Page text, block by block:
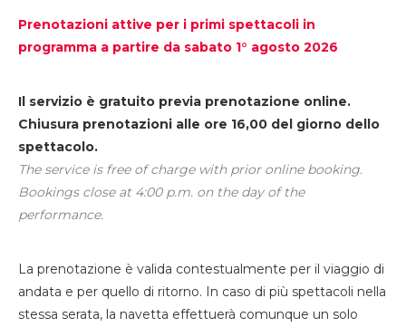
Prenotazioni attive per i primi spettacoli in
programma a partire da sabato 1° agosto 2026
Il servizio è gratuito previa prenotazione online.
Chiusura prenotazioni alle ore 16,00 del giorno dello
spettacolo.
The service is free of charge with prior online booking.
Bookings close at 4:00 p.m. on the day of the
performance.
La prenotazione è valida contestualmente per il viaggio di
andata e per quello di ritorno. In caso di più spettacoli nella
stessa serata, la navetta effettuerà comunque un solo